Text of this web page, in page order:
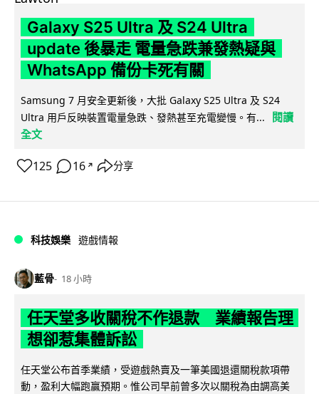
Galaxy S25 Ultra 及 S24 Ultra
update 後暴走 電量急跌兼發熱疑與
WhatsApp 備份卡死有關
Samsung 7 月安全更新後，大批 Galaxy S25 Ultra 及 S24
Ultra 用戶反映裝置電量急跌、發熱甚至充電變慢。有...
閱讀
全文
125 16 ↗ 分享
科技娛樂 遊戲情報
藍骨 18 小時
任天堂多收關稅不作退款 業績報告理
想卻惹集體訴訟
任天堂公布首季業績，受遊戲熱賣及一筆美國退還關稅款項帶
動，盈利大幅跑贏預期。惟公司早前曾多次以關稅為由調高美